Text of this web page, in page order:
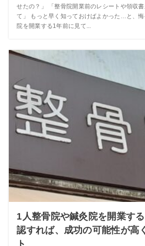
せたの？」 「整骨院開業前のレシートや領収
て」 もっと早く知っておけばよかった…と、
院を開業する1年前に見て...
1人整骨院や鍼灸院を開業す
認すれば、成功の可能性が高
ト